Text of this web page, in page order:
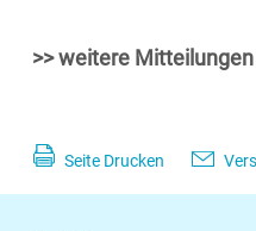
>> weitere Mitteilungen
Seite Drucken